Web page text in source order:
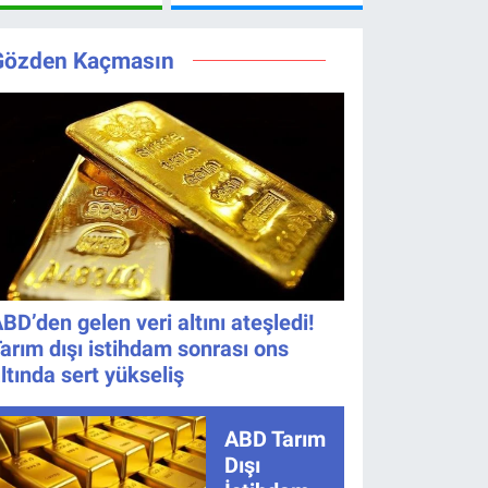
Beklentisi
Geride
Kanalda?
Maçı Ne
Zaman, Saat
Kaçta,
Nereden
İzlenir?
Ne Zaman?
Oldu!
Kaçmasın
gelen veri altını ateşledi!
dışı istihdam sonrası ons
sert yükseliş
ABD Tarım
Dışı